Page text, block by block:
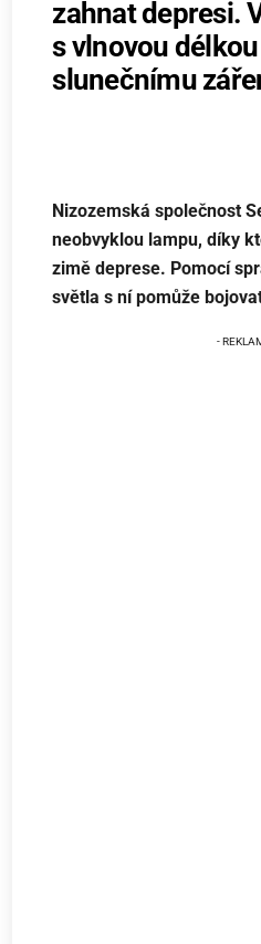
zahnat depresi.
s vlnovou
slunečnímu
Nizozemská společnost
neobvyklou lampu, díky
zimě deprese. Pomocí
světla s ní pomůže